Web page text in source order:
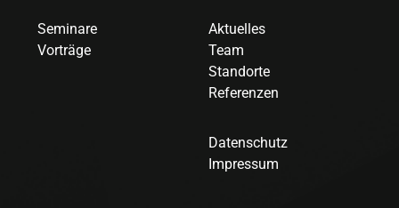
Seminare
Vorträge
Aktuelles
Team
Standorte
Referenzen
Datenschutz
Impressum